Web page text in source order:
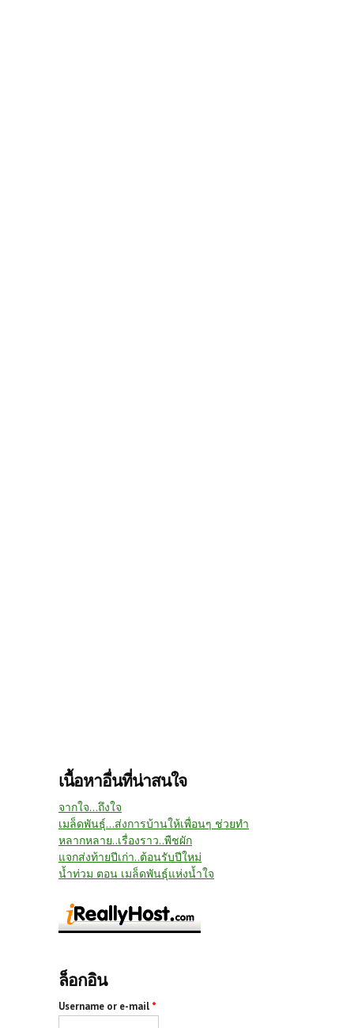
เนื้อหาอื่นที่น่าสนใจ
จากใจ...ถึงใจ
เมล็ดพันธุ์...ส่งการบ้านให้เพื่อนๆ ช่วยทำ
หลากหลาย..เรื่องราว..พืชผัก
แจกส่งท้ายปีเก่า..ต้อนรับปีใหม่
น้ำท่วม ตอน เมล็ดพันธุ์แห่งน้ำใจ
ล็อกอิน
Username or e-mail *